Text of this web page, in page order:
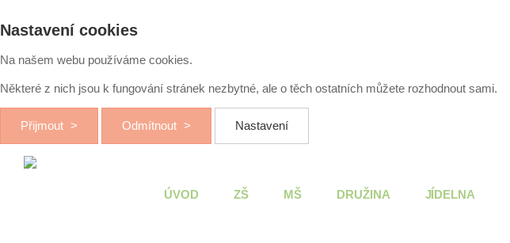
Nastavení cookies
Na našem webu používáme cookies.
Některé z nich jsou k fungování stránek nezbytné, ale o těch ostatních můžete rozhodnout sami.
Přijmout Odmítnout Nastavení
ÚVOD ZŠ MŠ DRUŽINA JÍDELNA